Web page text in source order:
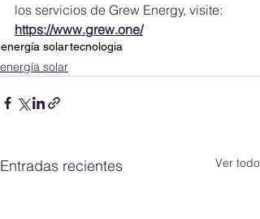
los servicios de Grew Energy, visite:
https://www.grew.one/
energía solartecnologia
energía solar
Entradas recientes Ver todo